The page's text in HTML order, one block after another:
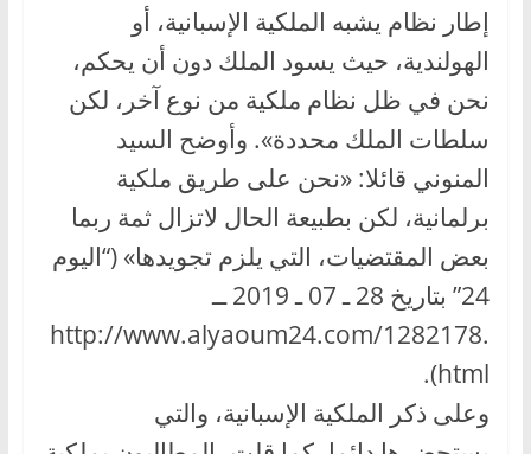
إطار نظام يشبه الملكية الإسبانية، أو
الهولندية، حيث يسود الملك دون أن يحكم،
نحن في ظل نظام ملكية من نوع آخر، لكن
سلطات الملك محددة». وأوضح السيد
المنوني قائلا: «نحن على طريق ملكية
برلمانية، لكن بطبيعة الحال لاتزال ثمة ربما
بعض المقتضيات، التي يلزم تجويدها» (“اليوم
24” بتاريخ 28 ـ 07 ـ 2019 ــ
http://www.alyaoum24.com/1282178.
html).
وعلى ذكر الملكية الإسبانية، والتي